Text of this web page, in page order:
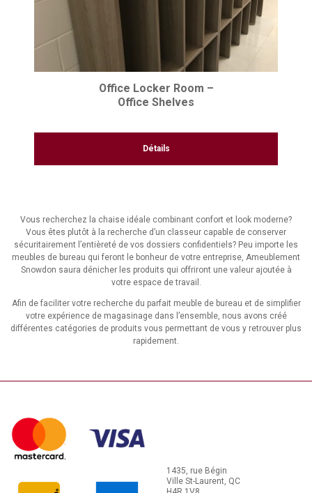
Office Locker Room –
Office Shelves
Détails
Vous recherchez la chaise idéale combinant confort et look moderne?
Vous êtes plutôt à la recherche d’un classeur capable de conserver
sécuritairement l’entièreté de vos dossiers confidentiels? Peu importe les
meubles de bureau qui feront le bonheur de votre entreprise, Ameublement
Snowdon saura dénicher les produits qui offriront une valeur ajoutée à
votre espace de travail.
Afin de faciliter votre recherche du parfait meuble de bureau et de simplifier
votre expérience de magasinage dans l’ensemble, nous avons créé
différentes catégories de produits vous permettant de vous y retrouver plus
rapidement.
1435, rue Bégin
Ville St-Laurent, QC